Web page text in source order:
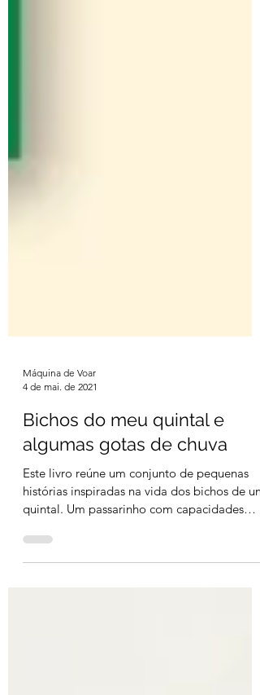
Máquina de Voar
4 de mai. de 2021
Bichos do meu quintal e
algumas gotas de chuva
Este livro reúne um conjunto de pequenas
especiais,...